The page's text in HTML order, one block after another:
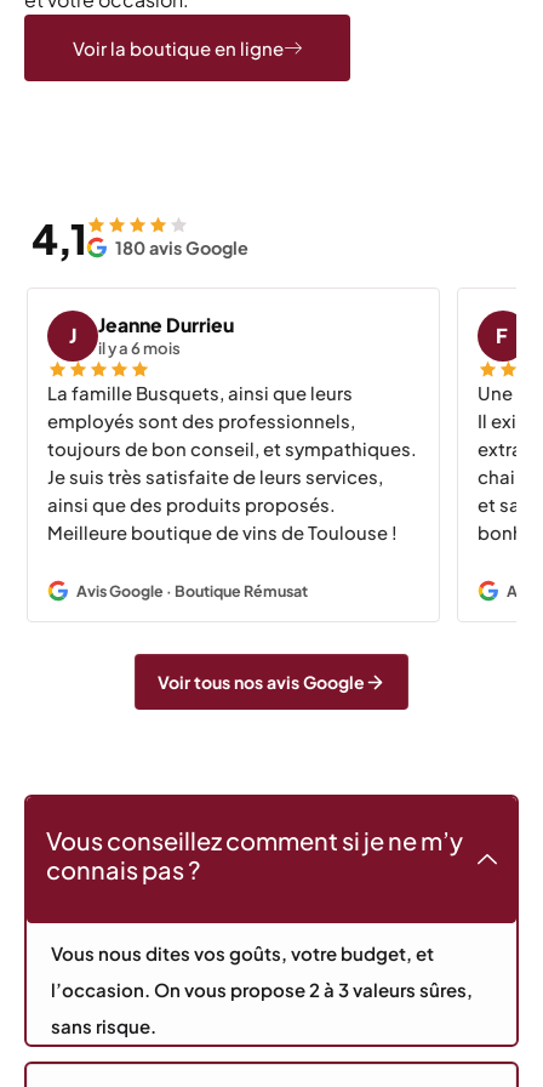
Voir la boutique en ligne
4,1 180 avis Google
J Jeanne Durrieu
il y a 6 mois
La famille Busquets, ainsi que leurs
employés sont des professionnels,
toujours de bon conseil, et sympathiques.
Je suis très satisfaite de leurs services,
ainsi que des produits proposés.
Meilleure boutique de vins de Toulouse !
Avis Google · Boutique Rémusat
F
Une
Il
chair.
et
Avis
Voir tous nos avis Google
Vous conseillez comment si je ne m’y
connais pas ?
Vous nous dites vos goûts, votre budget, et
l’occasion. On vous propose 2 à 3 valeurs sûres,
sans risque.